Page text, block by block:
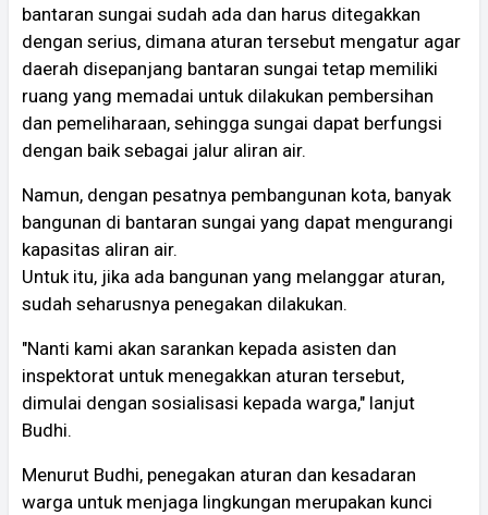
bantaran sungai sudah ada dan harus ditegakkan
dengan serius, dimana aturan tersebut mengatur agar
daerah disepanjang bantaran sungai tetap memiliki
ruang yang memadai untuk dilakukan pembersihan
dan pemeliharaan, sehingga sungai dapat berfungsi
dengan baik sebagai jalur aliran air.
Namun, dengan pesatnya pembangunan kota, banyak
bangunan di bantaran sungai yang dapat mengurangi
kapasitas aliran air.
Untuk itu, jika ada bangunan yang melanggar aturan,
sudah seharusnya penegakan dilakukan.
"Nanti kami akan sarankan kepada asisten dan
inspektorat untuk menegakkan aturan tersebut,
dimulai dengan sosialisasi kepada warga," lanjut
Budhi.
Menurut Budhi, penegakan aturan dan kesadaran
warga untuk menjaga lingkungan merupakan kunci